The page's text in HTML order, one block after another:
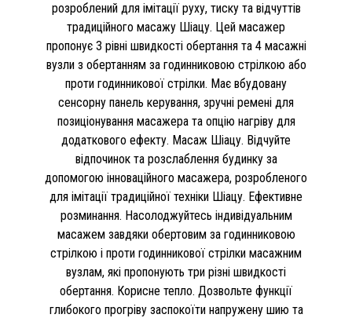
розроблений для імітації руху, тиску та відчуттів
традиційного масажу Шіацу. Цей масажер
пропонує 3 рівні швидкості обертання та 4 масажні
вузли з обертанням за годинниковою стрілкою або
проти годинникової стрілки. Має вбудовану
сенсорну панель керування, зручні ремені для
позиціонування масажера та опцію нагріву для
додаткового ефекту. Масаж Шіацу. Відчуйте
відпочинок та розслаблення будинку за
допомогою інноваційного масажера, розробленого
для імітації традиційної техніки Шіацу. Ефективне
розминання. Насолоджуйтесь індивідуальним
масажем завдяки обертовим за годинниковою
стрілкою і проти годинникової стрілки масажним
вузлам, які пропонують три різні швидкості
обертання. Корисне тепло. Дозвольте функції
глибокого прогріву заспокоїти напружену шию та